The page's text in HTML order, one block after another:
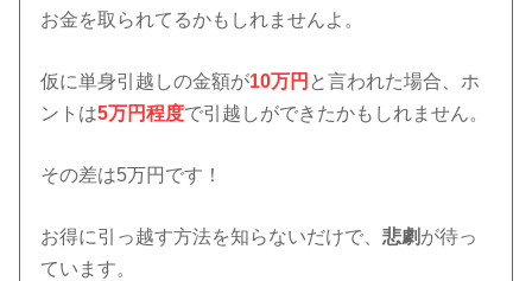
お金を取られてるかもしれませんよ。
仮に単身引越しの金額が10万円 と言われた場合、ホ
ントは5万円程度で引越しができたかもしれません。
その差は5万円です！
お得に引っ越す方法を知らないだけで、悲劇 が待っ
ています。